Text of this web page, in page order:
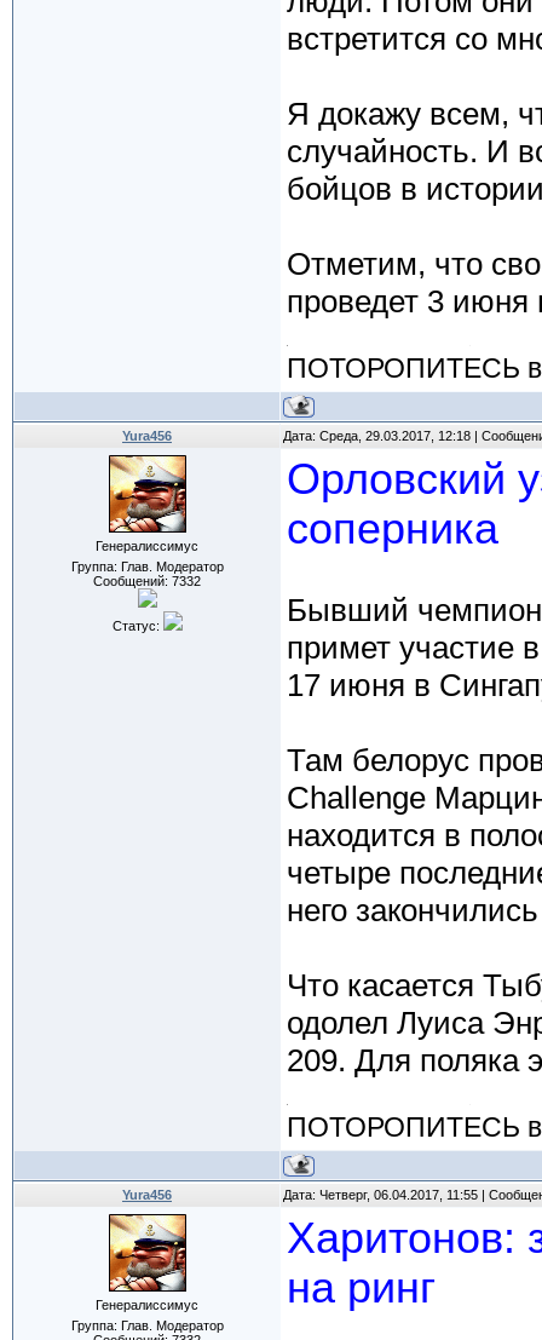
встретится со
Я докажу всем,
случайность. И
бойцов в
Отметим, что
проведет 3
ПОТОРОПИТЕСЬ
Yura456 Дата: Среда, 29.03.2017, 12:18 |
Генералиссимус
Группа: Глав. Модератор
Сообщений: 7332
Статус:
Орловский
соперника
Бывший
примет участие
17 июня в
Там белорус
Challenge
находится в
четыре
него
Что касается
одолел Луиса
209. Для поляка
ПОТОРОПИТЕСЬ
Yura456 Дата: Четверг, 06.04.2017, 11:55 |
Генералиссимус
Группа: Глав. Модератор
Харитонов:
на ринг